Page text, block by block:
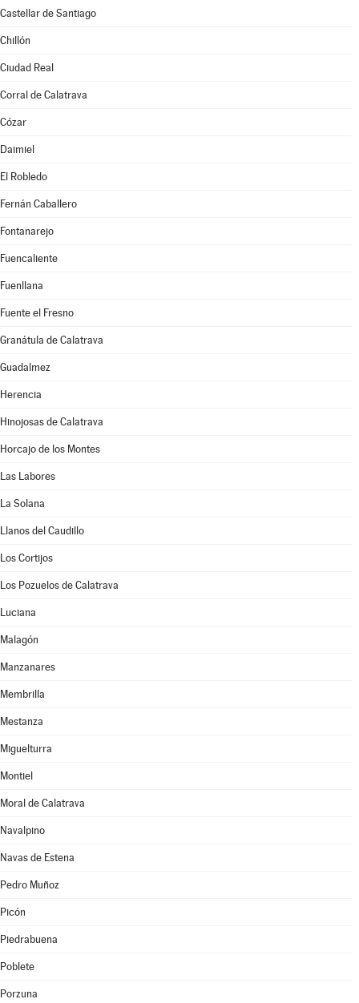
Castellar de Santiago
Chillón
Ciudad Real
Corral de Calatrava
Cózar
Daimiel
El Robledo
Fernán Caballero
Fontanarejo
Fuencaliente
Fuenllana
Fuente el Fresno
Granátula de Calatrava
Guadalmez
Herencia
Hinojosas de Calatrava
Horcajo de los Montes
Las Labores
La Solana
Llanos del Caudillo
Los Cortijos
Los Pozuelos de Calatrava
Luciana
Malagón
Manzanares
Membrilla
Mestanza
Miguelturra
Montiel
Moral de Calatrava
Navalpino
Navas de Estena
Pedro Muñoz
Picón
Piedrabuena
Poblete
Porzuna